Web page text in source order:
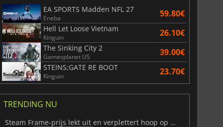
EA SPORTS Madden NFL 27
Eneba 59.80€
Hell Let Loose Vietnam
Kinguin 26.10€
The Sinking City 2
Gamesplanet US 39.00€
STEINS;GATE RE BOOT
Kinguin 23.70€
TRENDING NU
Steam Frame-prijs lekt uit en verplettert hoop op betaalbare VR